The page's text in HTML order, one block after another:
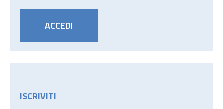
ACCEDI
ISCRIVITI